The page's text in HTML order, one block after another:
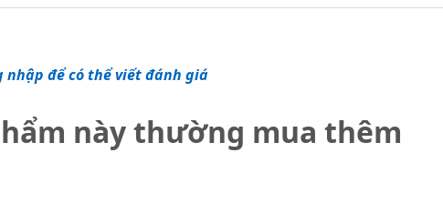
nhập để có thể viết đánh giá
này thường mua thêm